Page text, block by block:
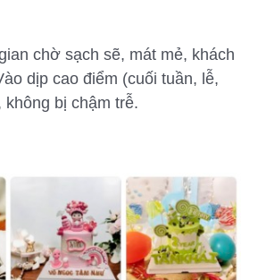
chờ sạch sẽ, mát mẻ, khách
dịp cao điểm (cuối tuần, lễ,
bị chậm trễ.